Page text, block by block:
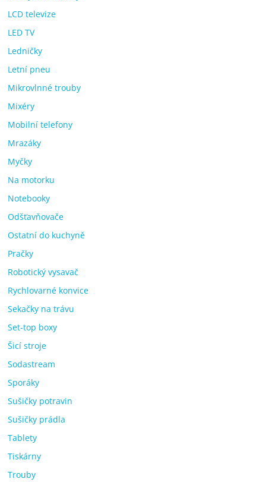
LCD televize
LED TV
Ledničky
Letní pneu
Mikrovlnné trouby
Mixéry
Mobilní telefony
Mrazáky
Myčky
Na motorku
Notebooky
Odšťavňovače
Ostatní do kuchyně
Pračky
Robotický vysavač
Rychlovarné konvice
Sekačky na trávu
Set-top boxy
Šicí stroje
Sodastream
Sporáky
Sušičky potravin
Sušičky prádla
Tablety
Tiskárny
Trouby